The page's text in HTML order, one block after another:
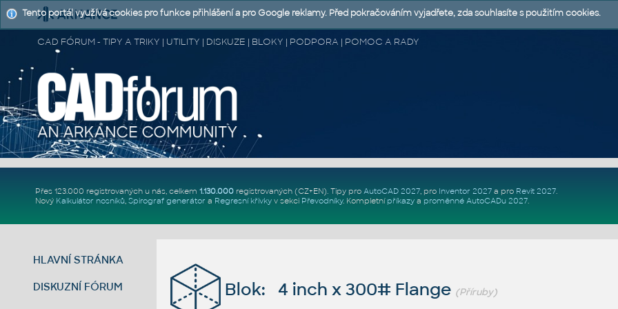
CAD FÓRUM - TIPY A TRIKY | UTILITY | DISKUZE | BLOKY | PODPORA | POMOC A RADY
Přes 123.000 registrovaných u nás, celkem 1.130.000registrovaných (CZ+EN). Tipy pro AutoCAD 2027, pro Inventor 2027a pro Revit 2027.
Nový Kalkulátor nosníků, Spirograf generátor a Regresní křivkyv sekci Převodníky. Kompletní příkazya proměnné AutoCADu 2027.
HLAVNÍ STRÁNKA
DISKUZNÍ FÓRUM Blok: 4 inch x 300# Flange (Příruby)
Tento portál využívá cookies pro funkce přihlášení a pro Google reklamy. Před pokračováním vyjadřete, zda souhlasíte s použitím cookies.